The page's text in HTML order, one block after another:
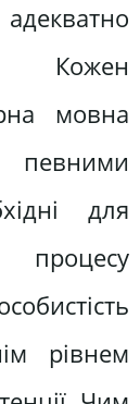
Кожен
мовна
певними
для
процесу
рівнем